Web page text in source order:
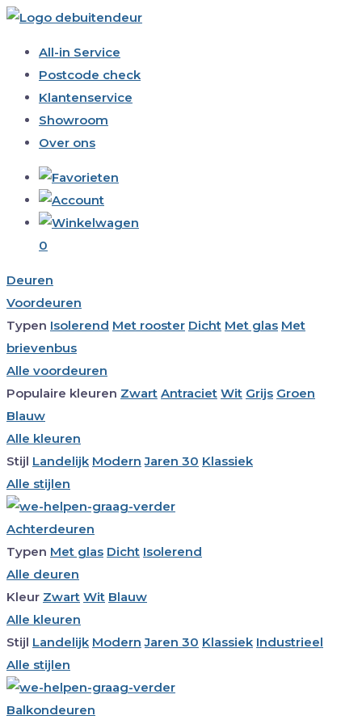
All-in Service
Postcode check
Klantenservice
Showroom
Over ons
0
Deuren
Voordeuren
Typen Isolerend Met rooster Dicht Met glas Met
brievenbus
Alle voordeuren
Populaire kleuren Zwart Antraciet Wit Grijs Groen
Blauw
Alle kleuren
Stijl Landelijk Modern Jaren 30 Klassiek
Alle stijlen
Achterdeuren
Typen Met glas Dicht Isolerend
Alle deuren
Kleur Zwart Wit Blauw
Alle kleuren
Stijl Landelijk Modern Jaren 30 Klassiek Industrieel
Alle stijlen
Balkondeuren